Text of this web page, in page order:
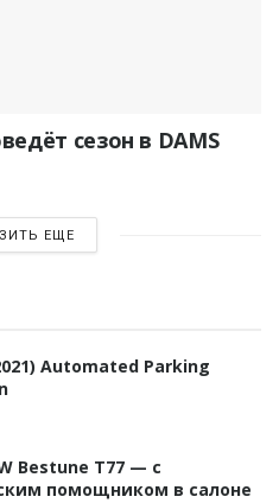
сезон в DAMS
ЕЩЕ
Automated Parking
Bestune T77 — с
помощником в салоне